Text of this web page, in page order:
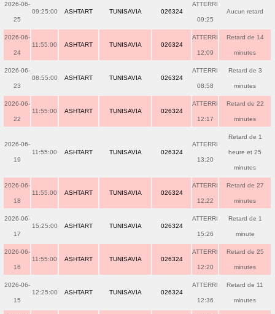
2026-06-
25
09:25:00 ASHTART TUNISAVIA 026324
ATTERRI
09:25
Aucun retard
2026-06-
24
11:55:00 ASHTART TUNISAVIA 026324
ATTERRI
12:09
Retard de 14
minutes
2026-06-
23
08:55:00 ASHTART TUNISAVIA 026324
ATTERRI
08:58
Retard de 3
minutes
2026-06-
22
11:55:00 ASHTART TUNISAVIA 026324
ATTERRI
12:17
Retard de 22
minutes
2026-06-
19
11:55:00 ASHTART TUNISAVIA 026324
ATTERRI
13:20
Retard de 1
heure et 25
minutes
2026-06-
18
11:55:00 ASHTART TUNISAVIA 026324
ATTERRI
12:22
Retard de 27
minutes
2026-06-
17
15:25:00 ASHTART TUNISAVIA 026324
ATTERRI
15:26
Retard de 1
minute
2026-06-
16
11:55:00 ASHTART TUNISAVIA 026324
ATTERRI
12:20
Retard de 25
minutes
2026-06-
15
12:25:00 ASHTART TUNISAVIA 026324
ATTERRI
12:36
Retard de 11
minutes